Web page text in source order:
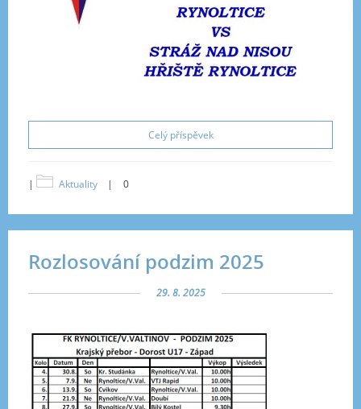
Celý příspěvek
| Aktuality | 0
Rozlosování podzim 2025
29. 8. 2025